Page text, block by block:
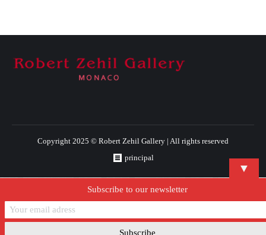
Copyright 2025 © Robert Zehil Gallery | All rights reserved
principal
▼
Subscribe to our newsletter